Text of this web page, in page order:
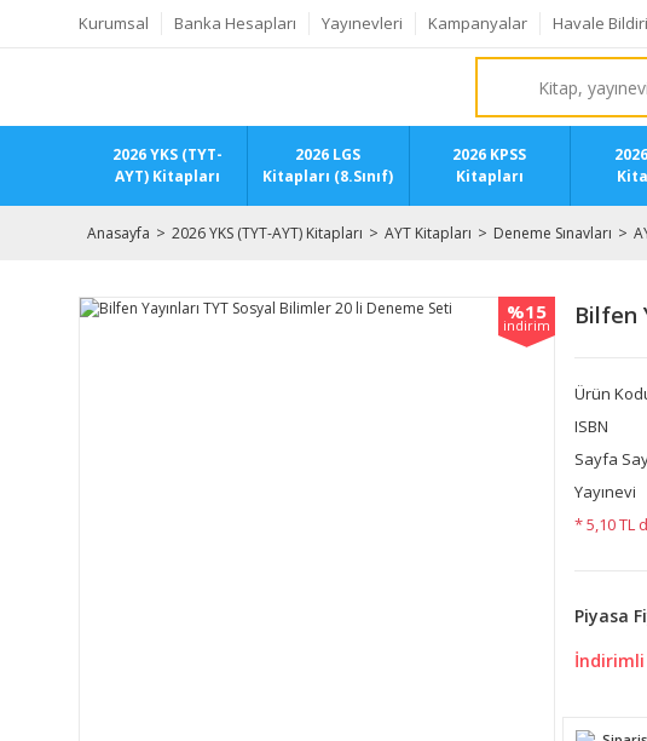
Kurumsal Banka Hesapları Yayınevleri Kampanyalar Havale
2026 YKS (TYT-
AYT) Kitapları
2026 LGS
Kitapları (8.Sınıf)
2026 KPSS
Kitapları
Anasayfa 2026 YKS (TYT-AYT) Kitapları AYT Kitapları Deneme Sınavları
%15
indirim Bilfen
Ürün
ISBN
Sayfa
Yayınevi
* 5,10 TL
Piyasa
İndirimli